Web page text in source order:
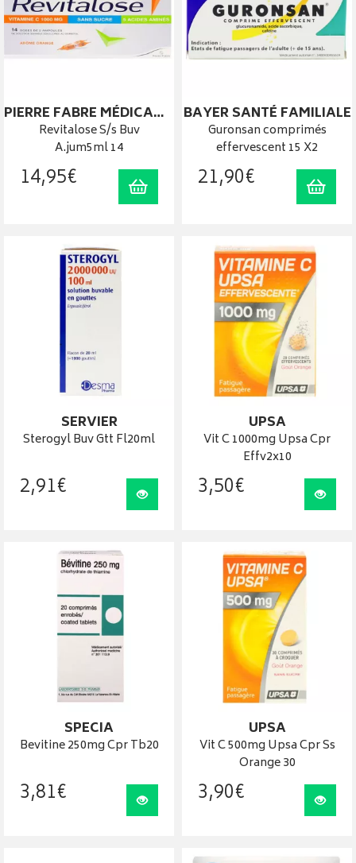
PIERRE FABRE MÉDICAMENT
Revitalose S/s Buv
A.jum5ml 14
14,95€ Ajouter au panier
BAYER SANTÉ FAMILIALE
Guronsan comprimés
effervescent 15 X2
21,90€
SERVIER
Sterogyl Buv Gtt Fl20ml
2,91€ Visualiser
UPSA
Vit C 1000mg Upsa Cpr
Effv2x10
3,50€
SPECIA
Bevitine 250mg Cpr Tb20
3,81€ Visualiser
UPSA
Vit C 500mg Upsa Cpr Ss
Orange 30
3,90€